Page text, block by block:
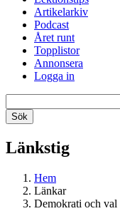
Artikelarkiv
Podcast
Året runt
Topplistor
Annonsera
Logga in
Länkstig
Hem
Länkar
Demokrati och